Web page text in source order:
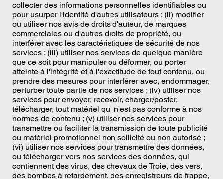
collecter des informations personnelles identifiables ou
pour usurper l'identité d'autres utilisateurs ; (ii) modifier
ou utiliser nos avis de droits d'auteur, de marques
commerciales ou d'autres droits de propriété, ou
interférer avec les caractéristiques de sécurité de nos
services ; (iii) utiliser nos services de quelque manière
que ce soit pour manipuler ou déformer, ou porter
atteinte à l'intégrité et à l'exactitude de tout contenu, ou
prendre des mesures pour interférer avec, endommager,
perturber toute partie de nos services ; (iv) utiliser nos
services pour envoyer, recevoir, charger/poster,
télécharger, tout matériel qui n'est pas conforme à nos
normes de contenu ; (v) utiliser nos services pour
transmettre ou faciliter la transmission de toute publicité
ou matériel promotionnel non sollicité ou non autorisé ;
(vi) utiliser nos services pour transmettre des données,
ou télécharger vers nos services des données, qui
contiennent des virus, des chevaux de Troie, des vers,
des bombes à retardement, des enregistreurs de frappe,